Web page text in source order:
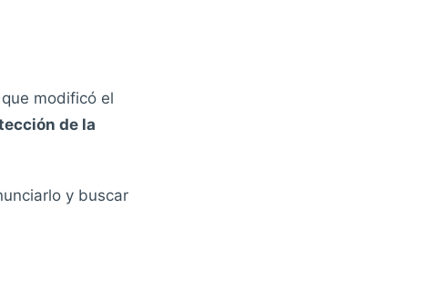
modificó el
de la
y buscar